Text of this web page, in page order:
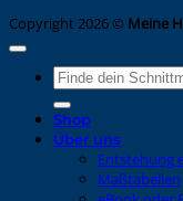
Copyright 2026 © Meine
Suche
nach:
Shop
Über uns
Entstehung
Maßtabellen